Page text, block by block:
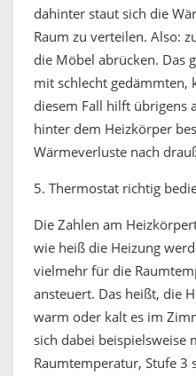
dahinter staut sich die
Raum zu verteilen. Also:
die Möbel abrücken. Das
mit schlecht gedämmten,
diesem Fall hilft übrigens
hinter dem Heizkörper
Wärmeverluste nach
5. Thermostat richtig
Die Zahlen am
wie heiß die Heizung
vielmehr für die
ansteuert. Das heißt, die
warm oder kalt es im
sich dabei beispielsweise
Raumtemperatur, Stufe 3